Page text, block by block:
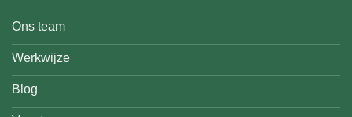
Ons team
Werkwijze
Blog